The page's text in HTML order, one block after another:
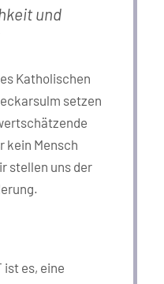
und
Katholischen
setzen
kein Mensch
stellen uns der
ist es, eine